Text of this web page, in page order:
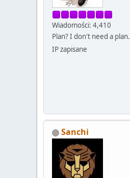
Wiadomości: 4,410
Plan? I don't need a plan.
IP zapisane
Sanchi